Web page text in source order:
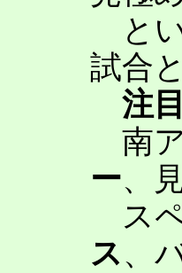
とい
試合
注
南ア
ー、
ス
ス、